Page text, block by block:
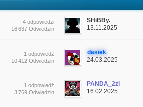
4 odpowiedzi
16 637 Odwiedzin
SHiBBy.
13.11.2025
1 odpowiedź
10 412 Odwiedzin
dasiek
24.03.2025
1 odpowiedź
3 769 Odwiedzin
PANDA_2zl
16.02.2025